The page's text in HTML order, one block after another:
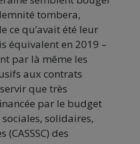
tombera,
ce qu’avait été leur
équivalent en 2019 –
par là même les
aux contrats
que très
par le budget
sociales, solidaires,
des